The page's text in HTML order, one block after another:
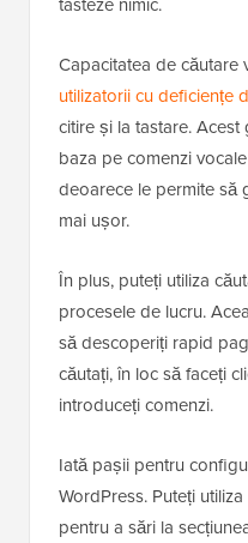
Capacitatea de căutare
utilizatorii cu deficiențe
citire și la tastare.
baza pe comenzi
deoarece le permite să
mai ușor.
În plus, puteți utiliza
procesele de lucru.
să descoperiți rapid
căutați, în loc să faceți
introduceți comenzi.
Iată pașii pentru
WordPress. Puteți
pentru a sări la